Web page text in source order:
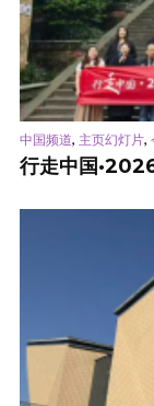
中国频道, 主页幻灯片,
行走中国